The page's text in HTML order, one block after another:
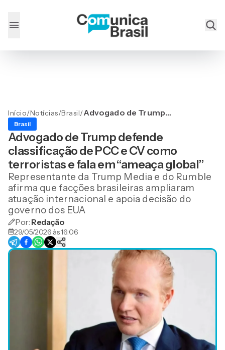
Início/Notícias/Brasil/Advogado de Trump
PCC e CV como terroristas
e fala em “ameaça global”
Brasil
Advogado de Trump defende
classificação de PCC e CV como
terroristas e fala em “ameaça global”
Representante da Trump Media e do Rumble
afirma que facções brasileiras ampliaram
atuação internacional e apoia decisão do
governo dos EUA
Por: Redação
29/05/2026 às 16:06